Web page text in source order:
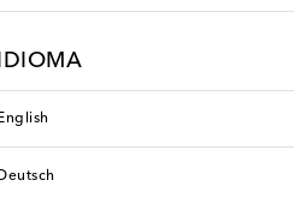
IDIOMA
English
Deutsch